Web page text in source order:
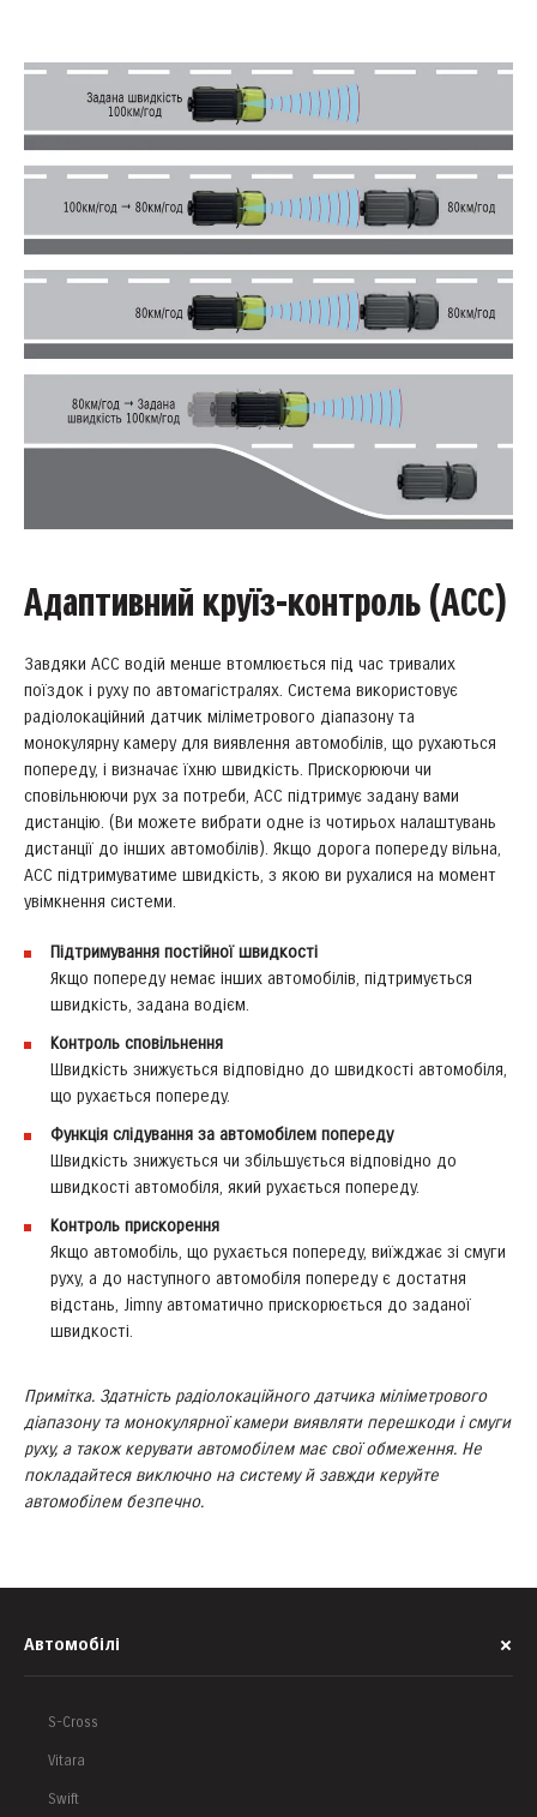
Адаптивний круїз-контроль (ACC)
Завдяки ACC водій менше втомлюється під час тривалих
поїздок і руху по автомагістралях. Система використовує
радіолокаційний датчик міліметрового діапазону та
монокулярну камеру для виявлення автомобілів, що рухаються
попереду, і визначає їхню швидкість. Прискорюючи чи
сповільнюючи рух за потреби, АСС підтримує задану вами
дистанцію. (Ви можете вибрати одне із чотирьох налаштувань
дистанції до інших автомобілів). Якщо дорога попереду вільна,
ACC підтримуватиме швидкість, з якою ви рухалися на момент
увімкнення системи.
Підтримування постійної швидкості
Якщо попереду немає інших автомобілів, підтримується
швидкість, задана водієм.
Контроль сповільнення
Швидкість знижується відповідно до швидкості автомобіля,
що рухається попереду.
Функція слідування за автомобілем попереду
Швидкість знижується чи збільшується відповідно до
швидкості автомобіля, який рухається попереду.
Контроль прискорення
Якщо автомобіль, що рухається попереду, виїжджає зі смуги
руху, а до наступного автомобіля попереду є достатня
відстань, Jimny автоматично прискорюється до заданої
швидкості.
Примітка. Здатність радіолокаційного датчика міліметрового
діапазону та монокулярної камери виявляти перешкоди і смуги
руху, а також керувати автомобілем має свої обмеження. Не
покладайтеся виключно на систему й завжди керуйте
автомобілем безпечно.
Автомобілі
S-Cross
Vitara
Swift